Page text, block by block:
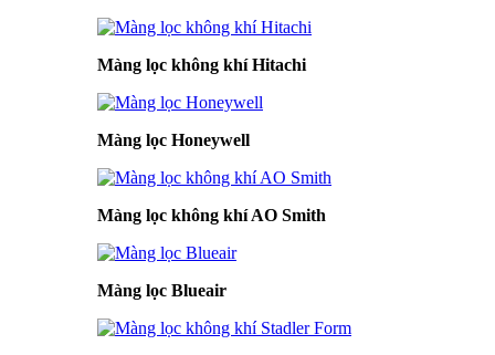
Màng lọc không khí Hitachi
Màng lọc Honeywell
Màng lọc không khí AO Smith
Màng lọc Blueair